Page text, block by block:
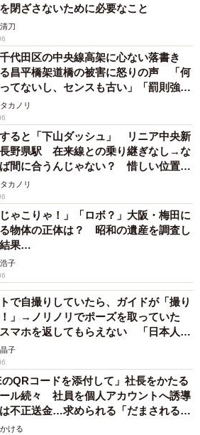
閉ざさないために必要なこと
刀
代田区の中央線高架に心ない落書き
昌平橋架道橋の被害に怒りの声 「何
てないし、センスも古い」「罰則強化
カノリ
ると「下山ダッシュ」 リニア中央新
野県駅 在来線との乗り継ぎなし→な
間に合うんじゃない？ 惜しい位置関
カノリ
じゃこりゃ！」「ロボ？」大阪・梅田に
物体の正体は？ 昭和の遺産を調査し
果…
子
で自撮りしていたら、ガイドが「撮り
」→ノリノリでポーズを取っていた
マホを返してもらえない 「日本人は
かも」「私は6時間で3万円払った」
子
のQRコードを添付して」社長をかたる
ル続々 社員を個人アカウントへ誘導
不正送金…求められる「だまされる前
策
ける